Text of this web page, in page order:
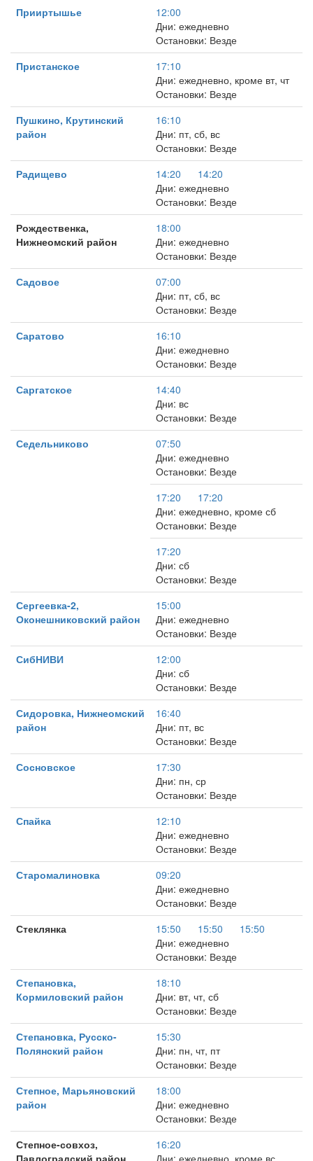
Прииртышье
12:00
Дни: ежедневно
Остановки: Везде
Пристанское
17:10
Дни: ежедневно, кроме вт, чт
Остановки: Везде
Пушкино, Крутинский
район
16:10
Дни: пт, сб, вс
Остановки: Везде
Радищево
14:20
14:20
Дни: ежедневно
Остановки: Везде
Рождественка,
Нижнеомский район
18:00
Дни: ежедневно
Остановки: Везде
Садовое
07:00
Дни: пт, сб, вс
Остановки: Везде
Саратово
16:10
Дни: ежедневно
Остановки: Везде
Саргатское
14:40
Дни: вс
Остановки: Везде
Седельниково
07:50
Дни: ежедневно
Остановки: Везде
17:20
17:20
Дни: ежедневно, кроме сб
Остановки: Везде
17:20
Дни: сб
Остановки: Везде
Сергеевка-2,
Оконешниковский район
15:00
Дни: ежедневно
Остановки: Везде
СибНИВИ
12:00
Дни: сб
Остановки: Везде
Сидоровка, Нижнеомский
район
16:40
Дни: пт, вс
Остановки: Везде
Сосновское
17:30
Дни: пн, ср
Остановки: Везде
Спайка
12:10
Дни: ежедневно
Остановки: Везде
Старомалиновка
09:20
Дни: ежедневно
Остановки: Везде
Стеклянка
15:50 15:50
15:50
Дни: ежедневно
Остановки: Везде
Степановка,
Кормиловский район
18:10
Дни: вт, чт, сб
Остановки: Везде
Степановка, Русско-
Полянский район
15:30
Дни: пн, чт, пт
Остановки: Везде
Степное, Марьяновский
район
18:00
Дни: ежедневно
Остановки: Везде
Степное-совхоз,
Павлоградский район
16:20
Дни: ежедневно, кроме вс